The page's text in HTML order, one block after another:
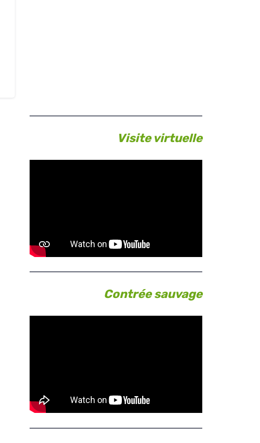
Visite virtuelle
Contrée sauvage